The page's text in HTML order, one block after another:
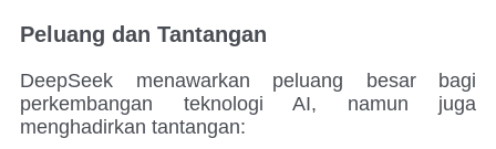
Peluang dan Tantangan
DeepSeek menawarkan peluang besar bagi
perkembangan teknologi AI, namun juga
menghadirkan tantangan: